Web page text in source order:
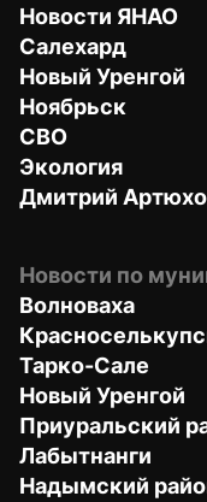
Новости ЯНАО
Салехард
Новый Уренгой
Ноябрьск
СВО
Экология
Дмитрий
Новости по
Волноваха
Тарко-Сале
Новый Уренгой
Приуральский
Лабытнанги
Надымский